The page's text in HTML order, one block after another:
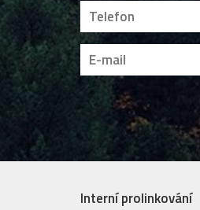
Interní prolinkování